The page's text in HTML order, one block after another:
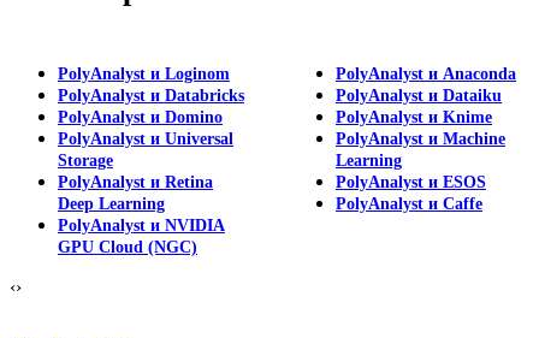
PolyAnalyst и Loginom
PolyAnalyst и Databricks
PolyAnalyst и Domino
PolyAnalyst и Universal
Storage
PolyAnalyst и Retina
Deep Learning
PolyAnalyst и NVIDIA
GPU Cloud (NGC)
PolyAnalyst и Anaconda
PolyAnalyst и Dataiku
PolyAnalyst и Knime
PolyAnalyst и Machine
Learning
PolyAnalyst и ESOS
PolyAnalyst и Caffe
‹›